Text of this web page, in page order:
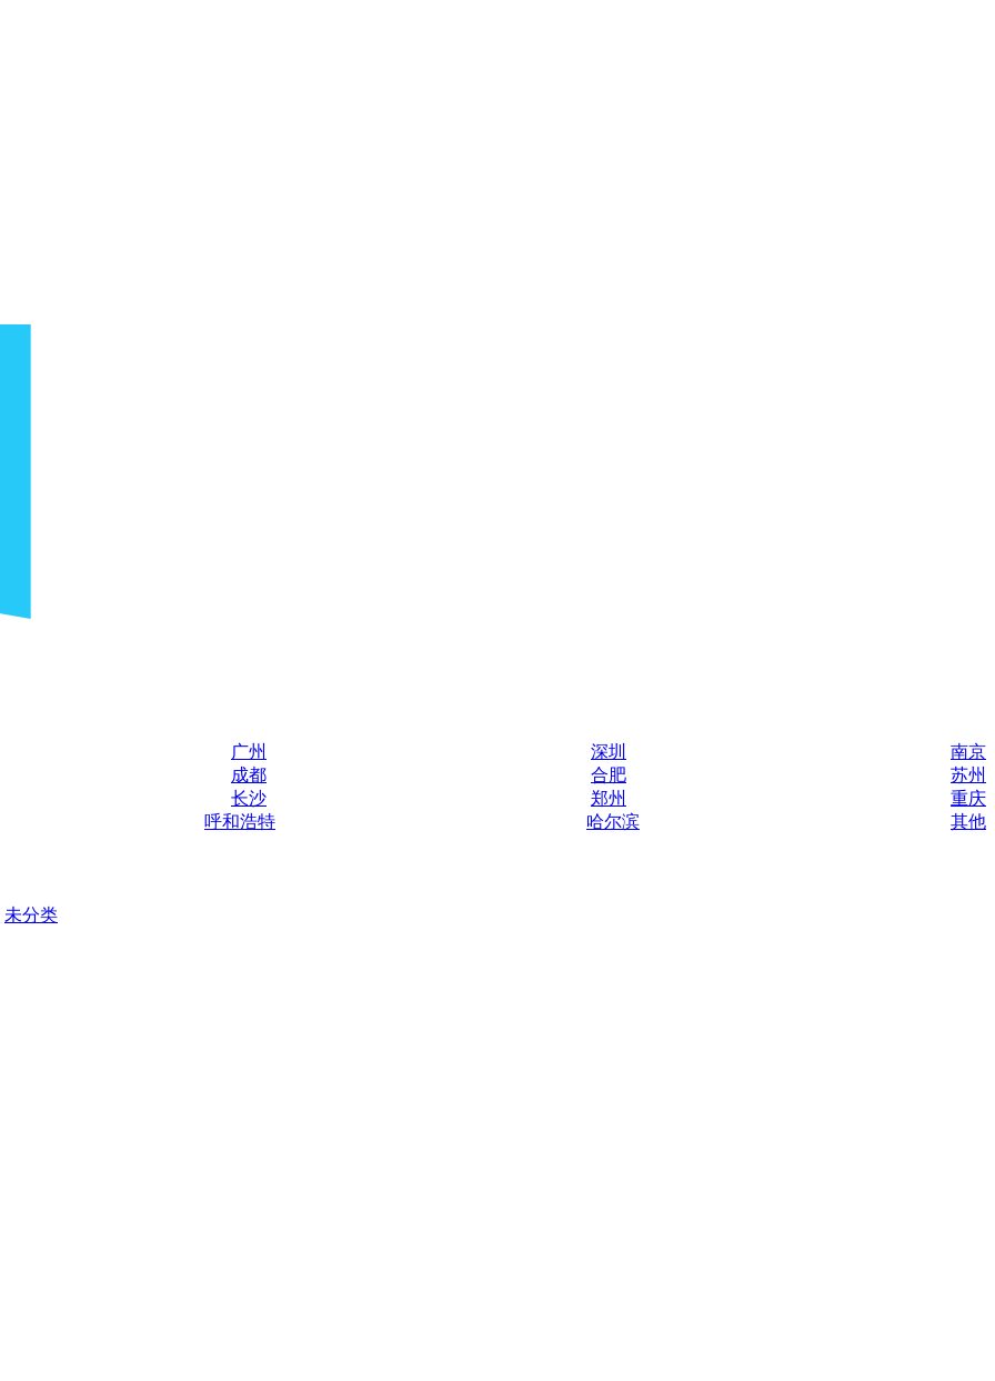
广州 深圳
南京
成都 合肥
苏州
长沙 郑州
重庆
呼和浩特 哈尔滨
其他
未分类